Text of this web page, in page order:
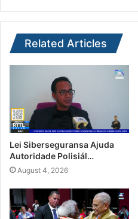
Related Articles
Lei Siberseguransa Ajuda
Autoridade Polisiál…
August 4, 2026